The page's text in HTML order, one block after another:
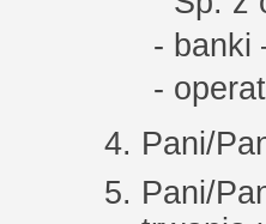
banki
Pani/
Pani/